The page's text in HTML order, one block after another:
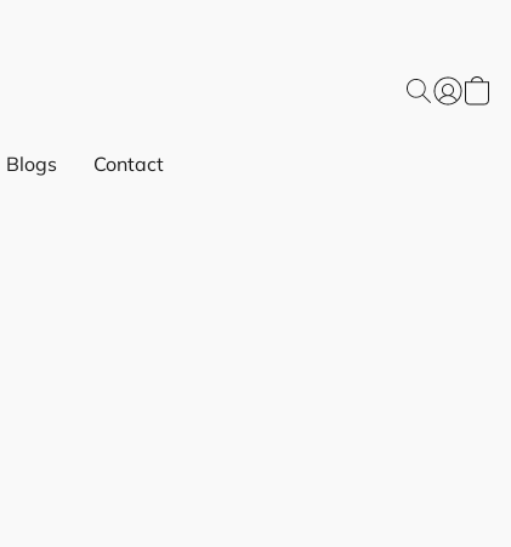
Blogs Contact